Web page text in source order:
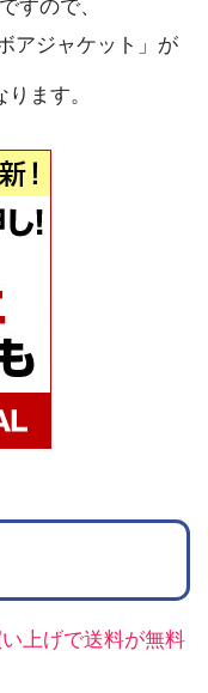
すので、
アジャケット」が
ます。
上げで送料が無料